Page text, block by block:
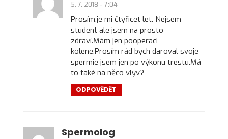
5. 7. 2018 - 7:04
Prosím,je mi čtyřicet let. Nejsem
student ale jsem na prosto
zdraví.Mám jen pooperaci
kolene.Prosím rád bych daroval svoje
spermie jsem jen po výkonu trestu.Má
to také na něco vlyv?
ODPOVĚDĚT
Spermolog